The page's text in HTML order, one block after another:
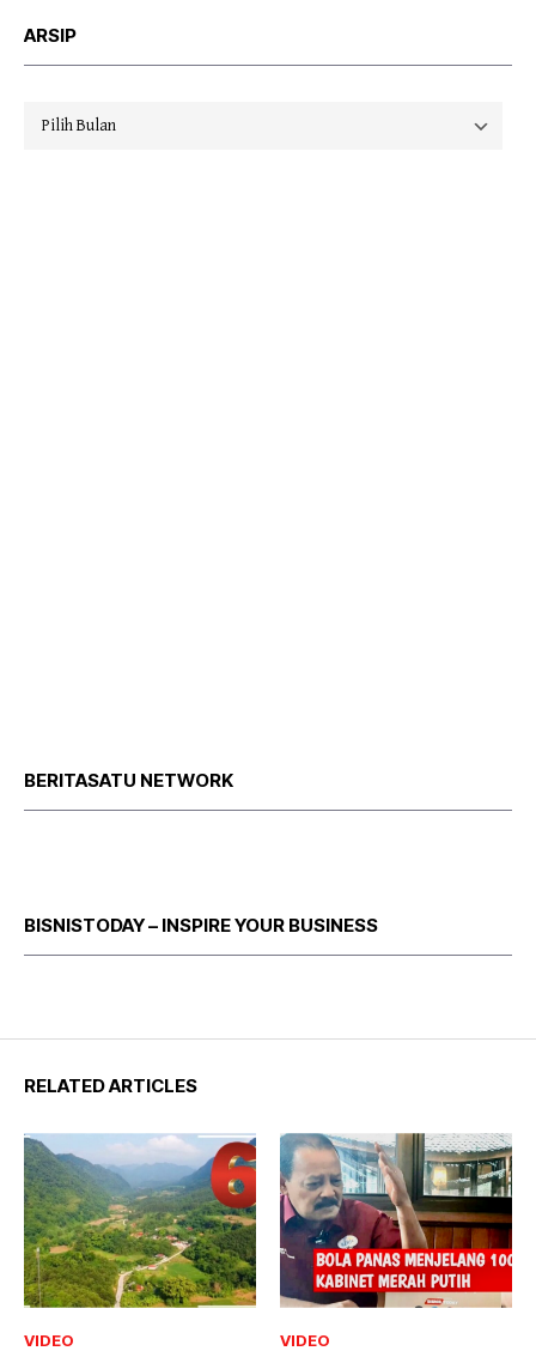
ARSIP
Arsip
BERITASATU NETWORK
BISNISTODAY – INSPIRE YOUR BUSINESS
RELATED ARTICLES
VIDEO VIDEO